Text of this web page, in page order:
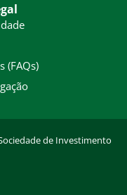
(FAQs)
de Investimento